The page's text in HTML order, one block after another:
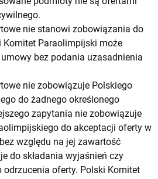
nie stanowi zobowiązania do
Paraolimpijski może
bez podania uzasadnienia
nie zobowiązuje Polskiego
do żadnego określonego
zapytania nie zobowiązuje
do akceptacji oferty w
względu na jej zawartość
do składania wyjaśnień czy
oferty. Polski Komitet